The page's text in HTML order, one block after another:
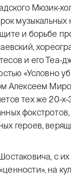
Мюзик-
и борьбе
и его Теа-
«Условно
Алексеем
тех же 20-
героев,
с их
на